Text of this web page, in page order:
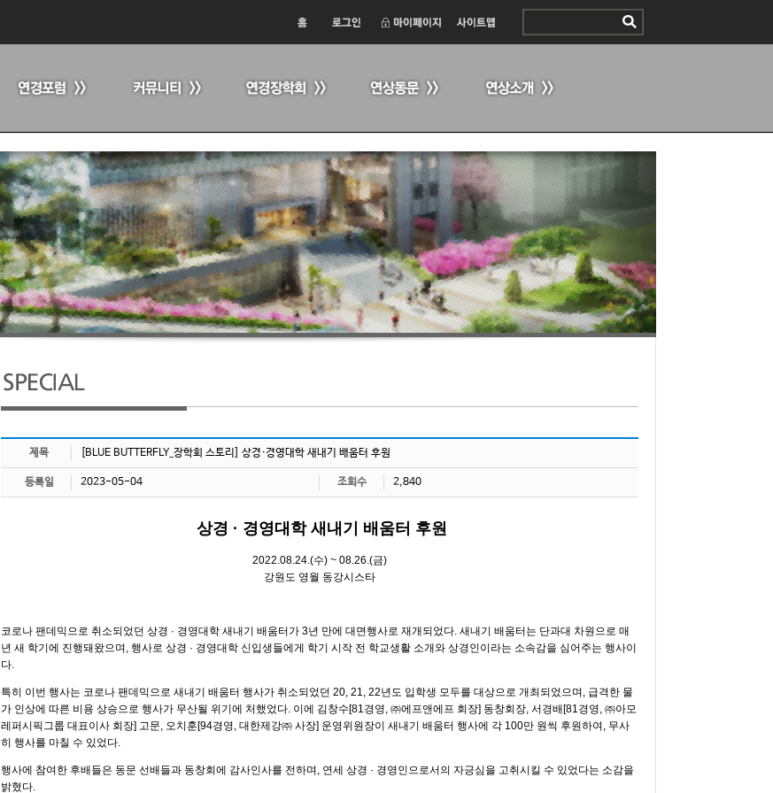
제목 [BLUE BUTTERFLY_장학회 스토리] 상경·경영대학 새내기 배움터 후원
등록일 2023-05-04 조회수 2,840
상경 · 경영대학 새내기 배움터 후원
2022.08.24.(수) ~ 08.26.(금)
강원도 영월 동강시스타
코로나 팬데믹으로 취소되었던 상경 · 경영대학 새내기 배움터가 3년 만에 대면행사로 재개되었다. 새내기 배움터는 단과대 차원으로 매
년 새 학기에 진행돼왔으며, 행사로 상경 · 경영대학 신입생들에게 학기 시작 전 학교생활 소개와 상경인이라는 소속감을 심어주는 행사이
다.
특히 이번 행사는 코로나 팬데믹으로 새내기 배움터 행사가 취소되었던 20, 21, 22년도 입학생 모두를 대상으로 개최되었으며, 급격한 물
가 인상에 따른 비용 상승으로 행사가 무산될 위기에 처했었다. 이에 김창수[81경영, ㈜에프앤에프 회장] 동창회장, 서경배[81경영, ㈜아모
레퍼시픽그룹 대표이사 회장] 고문, 오치훈[94경영, 대한제강㈜ 사장] 운영위원장이 새내기 배움터 행사에 각 100만 원씩 후원하여, 무사
히 행사를 마칠 수 있었다.
행사에 참여한 후배들은 동문 선배들과 동창회에 감사인사를 전하며, 연세 상경 · 경영인으로서의 자긍심을 고취시킬 수 있었다는 소감을
밝혔다.